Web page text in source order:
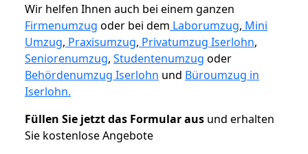
Wir helfen Ihnen auch bei einem ganzen
Firmenumzug oder bei dem Laborumzug, Mini
Umzug, Praxisumzug, Privatumzug Iserlohn,
Seniorenumzug, Studentenumzug oder
Behördenumzug Iserlohn und Büroumzug in
Iserlohn.
Füllen Sie jetzt das Formular aus und erhalten
Sie kostenlose Angebote